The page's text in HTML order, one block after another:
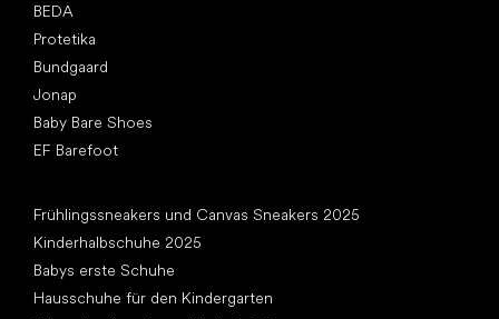
BEDA
Protetika
Bundgaard
Jonap
Baby Bare Shoes
EF Barefoot
Frühlingssneakers und Canvas Sneakers 2025
Kinderhalbschuhe 2025
Babys erste Schuhe
Hausschuhe für den Kindergarten